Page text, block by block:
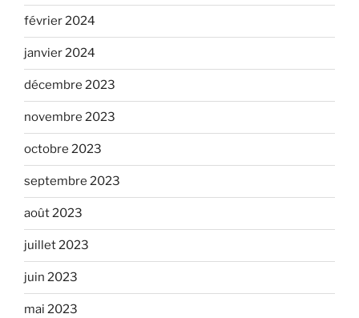
février 2024
janvier 2024
décembre 2023
novembre 2023
octobre 2023
septembre 2023
août 2023
juillet 2023
juin 2023
mai 2023